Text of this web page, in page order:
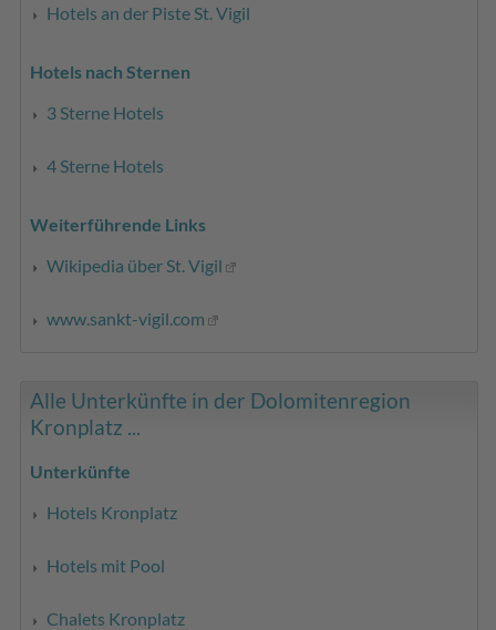
Hotels an der Piste St. Vigil
Hotels nach Sternen
3 Sterne Hotels
4 Sterne Hotels
Weiterführende Links
Wikipedia über St. Vigil
www.sankt-vigil.com
Alle Unterkünfte in der Dolomitenregion
Kronplatz ...
Unterkünfte
Hotels Kronplatz
Hotels mit Pool
Chalets Kronplatz